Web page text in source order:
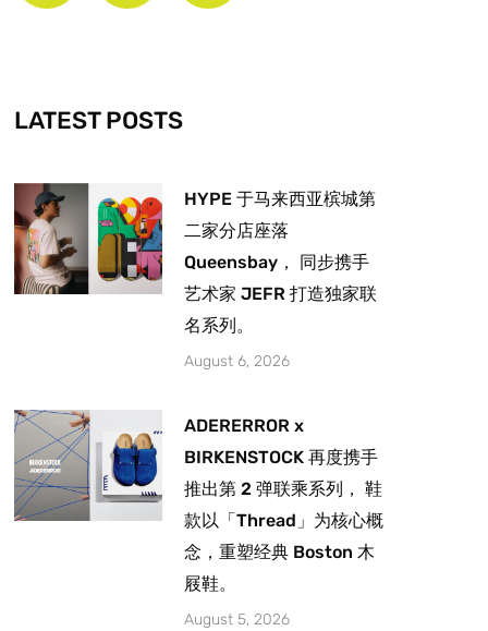
-
f
m
LATEST POSTS
HYPE 于马来西亚槟城第
二家分店座落
Queensbay， 同步携手
艺术家 JEFR 打造独家联
名系列。
August 6, 2026
ADERERROR x
BIRKENSTOCK 再度携手
推出第 2 弹联乘系列， 鞋
款以「Thread」为核心概
念，重塑经典 Boston 木
屐鞋。
August 5, 2026